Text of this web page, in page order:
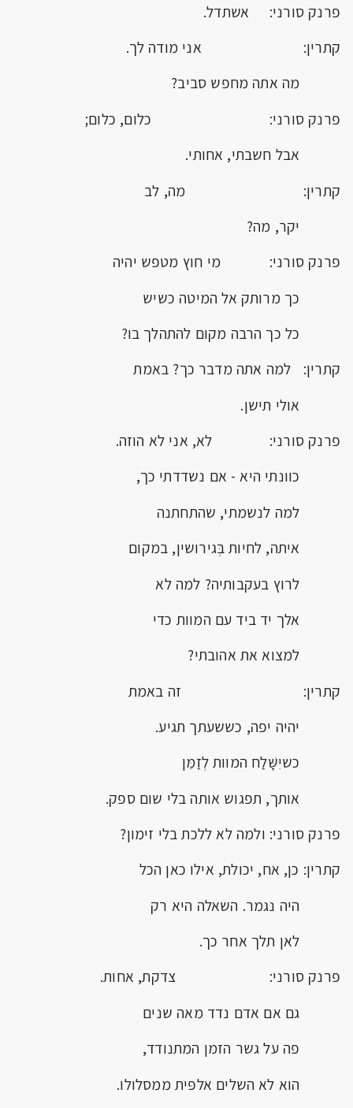
פרנק סורני: אשתדל.
קתרין: אני מודה לך.
מה אתה מחפש סביב?
פרנק סורני: כלום, כלום;
אבל חשבתי, אחותי.
קתרין: מה, לב
יקר, מה?
פרנק סורני: מי חוץ מטפש יהיה
כך מרותק אל המיטה כשיש
כל כך הרבה מקום להתהלך בו?
קתרין: למה אתה מדבר כך? באמת
אולי תישן.
פרנק סורני: לא, אני לא הוזה.
כוונתי היא - אם נשדדתי כך,
למה לנשמתי, שהתחתנה
איתה, לחיות בְּגירושין, במקום
לרוץ בעקבותיה? למה לא
אלך יד ביד עם המוות כדי
למצוא את אהובתי?
קתרין: זה באמת
יהיה יפה, כששעתך תגיע.
כשיִשָּׁלַח המוות לְזַמֵּן
אותך, תפגוש אותה בלי שום ספק.
פרנק סורני: ולמה לא ללכת בלי זימון?
קתרין: כן, אח, יכולת, אילו כאן הכל
היה נגמר. השאלה היא רק
לאן תלך אחר כך.
פרנק סורני: צדקת, אחות.
גם אם אדם נדד מאה שנים
פה על גשר הזמן המתנודד,
הוא לא השלים אלפּית ממסלולו.